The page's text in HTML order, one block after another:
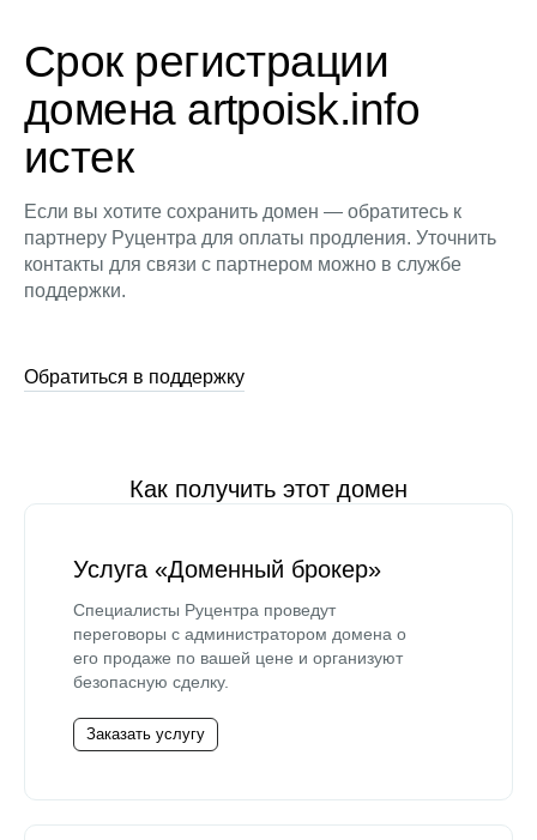
Срок регистрации
домена artpoisk.info
истек
Если вы хотите сохранить домен — обратитесь к
партнеру Руцентра для оплаты продления. Уточнить
контакты для связи с партнером можно в службе
поддержки.
Обратиться в поддержку
Как получить этот домен
Услуга «Доменный брокер»
Специалисты Руцентра проведут
переговоры с администратором домена о
его продаже по вашей цене и организуют
безопасную сделку.
Заказать услугу